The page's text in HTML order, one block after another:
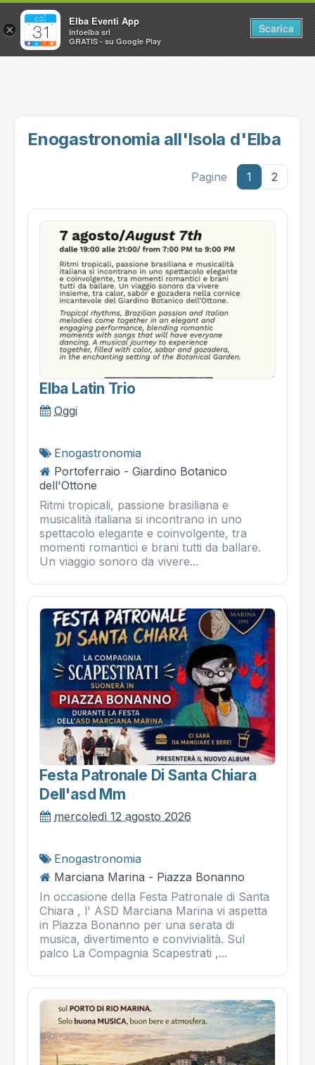
Home
Enogastronomia all'Isola d'Elba
Pagine 1 2
Elba Latin Trio
Oggi
Enogastronomia
Portoferraio - Giardino Botanico
dell'Ottone
Ritmi tropicali, passione brasiliana e
musicalità italiana si incontrano in uno
spettacolo elegante e coinvolgente, tra
momenti romantici e brani tutti da ballare.
Un viaggio sonoro da vivere...
Festa Patronale Di Santa Chiara
Dell'asd Mm
mercoledì 12 agosto 2026
Enogastronomia
Marciana Marina - Piazza Bonanno
In occasione della Festa Patronale di Santa
Chiara , l' ASD Marciana Marina vi aspetta
in Piazza Bonanno per una serata di
musica, divertimento e convivialità. Sul
palco La Compagnia Scapestrati ,...
×
Elba Eventi App
Infoelba srl
GRATIS - su Google Play
Scarica